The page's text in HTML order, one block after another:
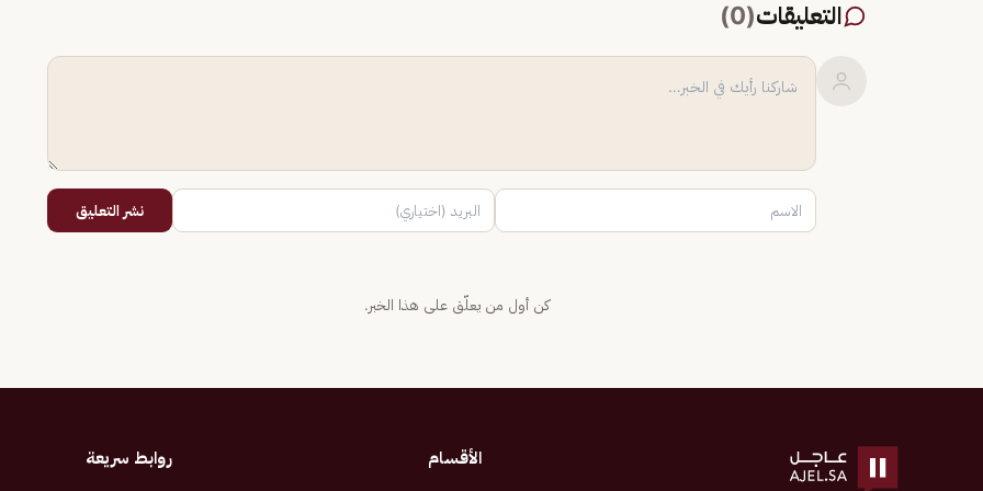
التعليقات(
0
)
نشر التعليق
كن أول من يعلّق على هذا الخبر.
الأقسام روابط سريعة